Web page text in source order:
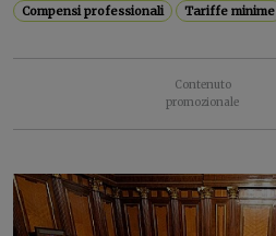
Compensi professionali Tariffe minime